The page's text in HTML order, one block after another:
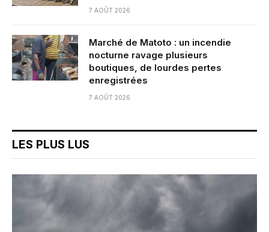
7 AOÛT 2026
Marché de Matoto : un incendie
nocturne ravage plusieurs
boutiques, de lourdes pertes
enregistrées
7 AOÛT 2026
LES PLUS LUS